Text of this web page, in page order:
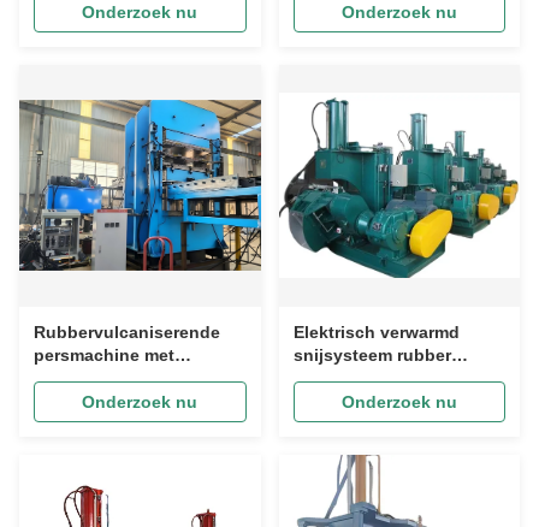
Bandenprofiel Extruder
Onderzoek nu
Interne Mixer &
holtevolume 35L
Onderzoek nu
Rubbervulcaniserende
persmachine met
uniforme druk, precieze
temperatuurregeling en
PLC-regeling voor de
Onderzoek nu
Elektrisch verwarmd
snijsysteem rubber
kneder machine met
9500KG capaciteit en 55
L mengcapaciteit
Onderzoek nu